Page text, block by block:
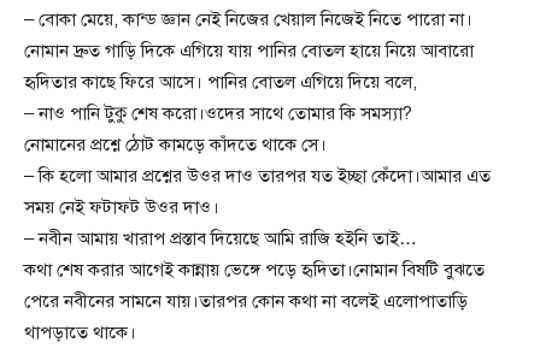
– বোকা মেয়ে, কান্ড জ্ঞান নেই নিজের খেয়াল নিজেই নিতে পারো না।
নোমান দ্রুত গাড়ি দিকে এগিয়ে যায় পানির বোতল হায়ে নিয়ে আবারো
হৃদিতার কাছে ফিরে আসে। পানির বোতল এগিয়ে দিয়ে বলে,
– নাও পানি টুকু শেষ করো।ওদের সাথে তোমার কি সমস্যা?
নোমানের প্রশ্নে ঠোট কামড়ে কাঁদতে থাকে সে।
– কি হলো আমার প্রশ্নের উওর দাও তারপর যত ইচ্ছা কেঁদো।আমার এত
সময় নেই ফটাফট উওর দাও।
– নবীন আমায় খারাপ প্রস্তাব দিয়েছে আমি রাজি হইনি তাই…
কথা শেষ করার আগেই কান্নায় ভেঙ্গে পড়ে হৃদিতা।নোমান বিষটি বুঝতে
পেরে নবীনের সামনে যায়।তারপর কোন কথা না বলেই এলোপাতাড়ি
থাপড়াতে থাকে।